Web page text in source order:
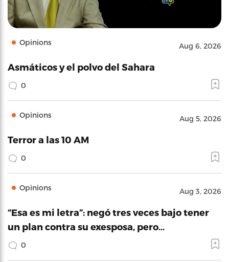
Opinions Aug 6, 2026
Asmáticos y el polvo del Sahara
0
Opinions Aug 5, 2026
Terror a las 10 AM
0
Opinions Aug 3, 2026
“Esa es mi letra”: negó tres veces bajo tener
un plan contra su exesposa, pero…
0